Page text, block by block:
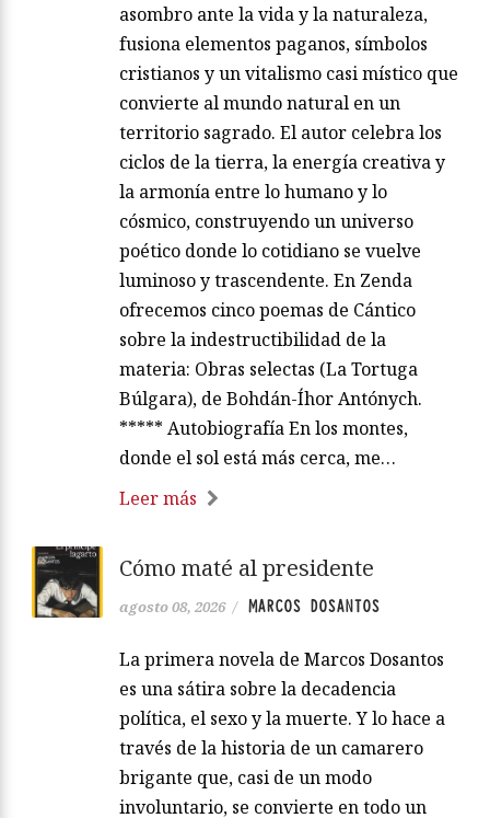
asombro ante la vida y la naturaleza,
fusiona elementos paganos, símbolos
cristianos y un vitalismo casi místico que
convierte al mundo natural en un
territorio sagrado. El autor celebra los
ciclos de la tierra, la energía creativa y
la armonía entre lo humano y lo
cósmico, construyendo un universo
poético donde lo cotidiano se vuelve
luminoso y trascendente. En Zenda
ofrecemos cinco poemas de Cántico
sobre la indestructibilidad de la
materia: Obras selectas (La Tortuga
Búlgara), de Bohdán-Íhor Antónych.
***** Autobiografía En los montes,
donde el sol está más cerca, me…
Leer más
Cómo maté al presidente
agosto 08, 2026 / MARCOS DOSANTOS
La primera novela de Marcos Dosantos
es una sátira sobre la decadencia
política, el sexo y la muerte. Y lo hace a
través de la historia de un camarero
brigante que, casi de un modo
involuntario, se convierte en todo un